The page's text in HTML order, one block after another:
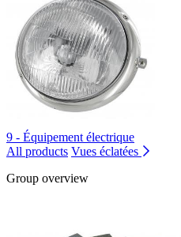
9 - Équipement électrique
All products Vues éclatées
Group overview